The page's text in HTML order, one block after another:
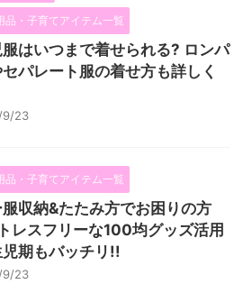
品・子育てアイテム一覧
はいつまで着せられる? ロンパ
パレート服の着せ方も詳しく
9/23
品・子育てアイテム一覧
収納&たたみ方でお困りの方
レスフリーな100均グッズ活用
期もバッチリ!!
9/23